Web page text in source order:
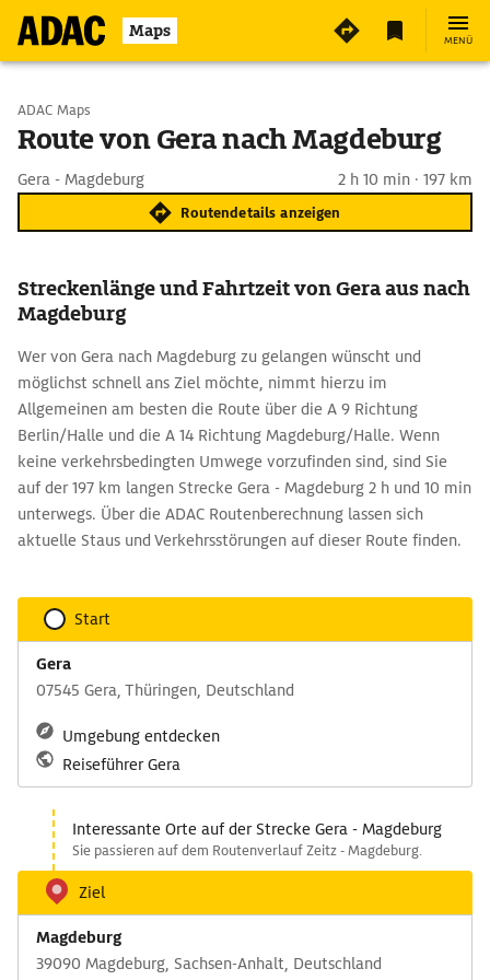
Maps MENÜ
Start wählen
ADAC Maps
Route von Gera nach Magdeburg
Gera - Magdeburg 2 h 10 min · 197 km
Routendetails anzeigen
Streckenlänge und Fahrtzeit von Gera aus nach
Magdeburg
Wer von Gera nach Magdeburg zu gelangen wünscht und
möglichst schnell ans Ziel möchte, nimmt hierzu im
Allgemeinen am besten die Route über die A 9 Richtung
Berlin/Halle und die A 14 Richtung Magdeburg/Halle. Wenn
keine verkehrsbedingten Umwege vorzufinden sind, sind Sie
auf der 197 km langen Strecke Gera - Magdeburg 2 h und 10 min
unterwegs. Über die ADAC Routenberechnung lassen sich
aktuelle Staus und Verkehrsstörungen auf dieser Route finden.
Start
Gera
07545 Gera, Thüringen, Deutschland
Umgebung entdecken
Reiseführer Gera
Interessante Orte auf der Strecke Gera - Magdeburg
Sie passieren auf dem Routenverlauf Zeitz - Magdeburg.
Ziel
Magdeburg
39090 Magdeburg, Sachsen-Anhalt, Deutschland